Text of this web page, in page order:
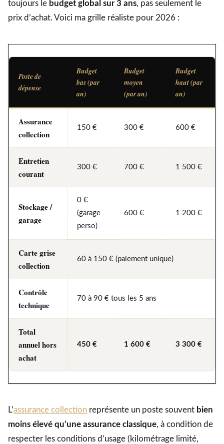
toujours le budget global sur 3 ans, pas seulement le
prix d’achat. Voici ma grille réaliste pour 2026 :
Poste de
dépense
Budget
bas (par
an)
Budget
moyen
(par an)
Budget
haut (par
an)
Assurance
collection
150 € 300 € 600 €
Entretien
courant
300 € 700 € 1 500 €
Stockage /
garage
0 €
(garage
perso)
600 € 1 200 €
Carte grise
collection
60 à 150 € (paiement unique)
Contrôle
technique
70 à 90 € tous les 5 ans
Total
annuel hors
achat
450 € 1 600 € 3 300 €
L’assurance collection représente un poste souvent bien
moins élevé qu’une assurance classique, à condition de
respecter les conditions d’usage (kilométrage limité,